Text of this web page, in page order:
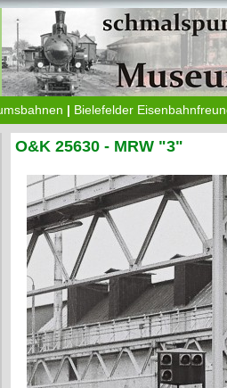
| Bielefelder
O&K 25630 - MRW "3"